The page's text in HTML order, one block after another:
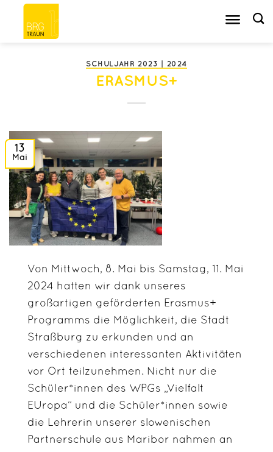
Zum
Inhalt
springen
SCHULJAHR 2023 | 2024
ERASMUS+
13
Mai
Von Mittwoch, 8. Mai bis Samstag, 11. Mai
2024 hatten wir dank unseres
großartigen geförderten Erasmus+
Programms die Möglichkeit, die Stadt
Straßburg zu erkunden und an
verschiedenen interessanten Aktivitäten
vor Ort teilzunehmen. Nicht nur die
Schüler*innen des WPGs „Vielfalt
EUropa“ und die Schüler*innen sowie
die Lehrerin unserer slowenischen
Partnerschule aus Maribor nahmen an